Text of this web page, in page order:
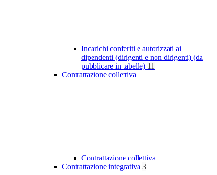
Incarichi conferiti e autorizzati ai
dipendenti (dirigenti e non dirigenti) (da
pubblicare in tabelle) 11
Contrattazione collettiva
Contrattazione collettiva
Contrattazione integrativa 3